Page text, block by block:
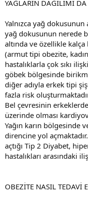
YAĞLARIN DAĞILIMI
Yalnızca yağ dokusunun
yağ dokusunun nerede
altında ve özellikle
(armut tipi obezite,
hastalıklarla çok sıkı
göbek bölgesinde
diğer adıyla erkek tipi
fazla risk
Bel çevresinin
üzerinde olması
Yağın karın bölgesinde
direncine yol
açtığı Tip 2 Diyabet,
hastalıkları arasındaki
OBEZİTE NASIL TEDAVİ